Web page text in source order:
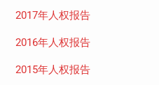
2017年人权报告
2016年人权报告
2015年人权报告